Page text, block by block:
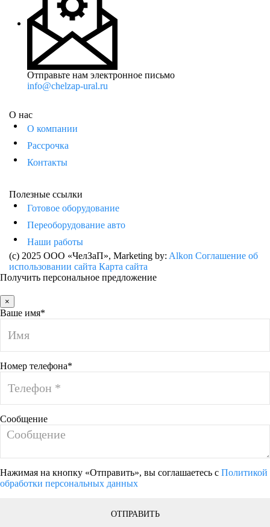
Отправьте нам электронное письмо
info@chelzap-ural.ru
О нас
О компании
Рассрочка
Контакты
Полезные ссылки
Готовое оборудование
Переоборудование авто
Наши работы
(c) 2025 ООО «ЧелЗаП», Marketing by: Alkon Соглашение об
использовании сайта Карта сайта
Получить персональное предложение
×
Ваше имя*
Номер телефона*
Сообщение
Нажимая на кнопку «Отправить», вы соглашаетесь с Политикой
обработки персональных данных
ОТПРАВИТЬ